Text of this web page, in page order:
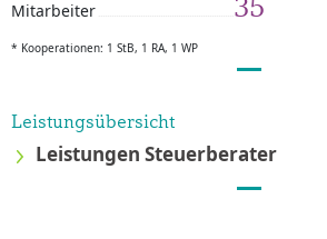
Mitarbeiter 35
* Kooperationen: 1 StB, 1 RA, 1 WP
Leistungsübersicht
Leistungen Steuerberater